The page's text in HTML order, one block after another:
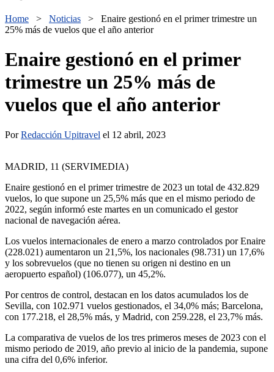
Home > Noticias > Enaire gestionó en el primer trimestre un
25% más de vuelos que el año anterior
Enaire gestionó en el primer
trimestre un 25% más de
vuelos que el año anterior
PorRedacción Upitravel el 12 abril, 2023
MADRID, 11 (SERVIMEDIA)
Enaire gestionó en el primer trimestre de 2023 un total de 432.829
vuelos, lo que supone un 25,5% más que en el mismo periodo de
2022, según informó este martes en un comunicado el gestor
nacional de navegación aérea.
Los vuelos internacionales de enero a marzo controlados por Enaire
(228.021) aumentaron un 21,5%, los nacionales (98.731) un 17,6%
y los sobrevuelos (que no tienen su origen ni destino en un
aeropuerto español) (106.077), un 45,2%.
Por centros de control, destacan en los datos acumulados los de
Sevilla, con 102.971 vuelos gestionados, el 34,0% más; Barcelona,
con 177.218, el 28,5% más, y Madrid, con 259.228, el 23,7% más.
La comparativa de vuelos de los tres primeros meses de 2023 con el
mismo periodo de 2019, año previo al inicio de la pandemia, supone
una cifra del 0,6% inferior.